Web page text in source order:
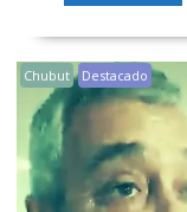
Chubut Destacado